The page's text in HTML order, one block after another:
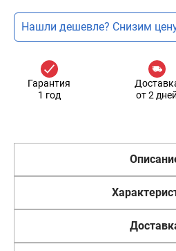
Нашли дешевле? Снизим
Гарантия
1 год
от 2 дней